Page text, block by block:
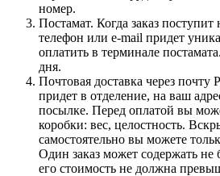
номер.
Постамат. Когда заказ поступит
телефон или e-mail придет
оплатить в терминале
дня.
Почтовая доставка через почту
придет в отделение, на ваш
посылке. Перед оплатой вы
коробки: вес, целостность.
самостоятельно вы можете
Один заказ может содержать
его стоимость не должна